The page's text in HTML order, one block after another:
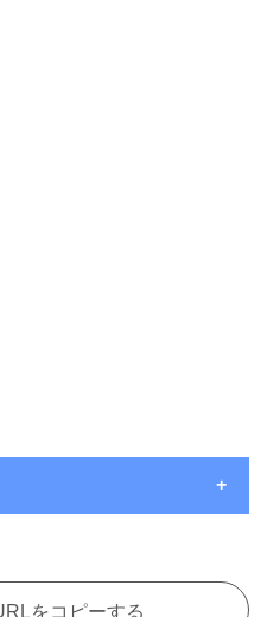
ーさんたちにお店の良さを共
をコピーする